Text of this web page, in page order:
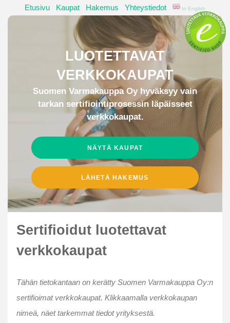
Etusivu Kaupat Hakemus Yhteystiedot In English
LUOTETTAVAT
VERKKOKAUPAT
Suomen Varmakauppa Oy hyväksyy vain
tarkan sertifiointiprosessin läpäisseet
verkkokaupat.
NÄYTÄ KAUPAT
LÄHETÄ HAKEMUS
Sertifioidut luotettavat
verkkokaupat
Tähän tietokantaan on kerätty Suomen Varmakauppa Oy:n
sertifioimat verkkokaupat. Klikkaamalla verkkokaupan
nimeä, näet tarkemmat tiedot yrityksestä.